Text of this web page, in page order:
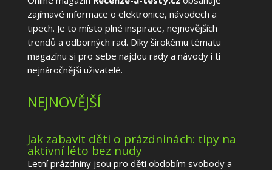
zajímavé informace o elektronice, návodech a
tipech. Je to místo plné inspirace, nejnovějších
trendů a odborných rad. Díky širokému tématu
magazínu si pro sebe najdou rady a návody i ti
nejnáročnější uživatelé.
NEJNOVĚJŠÍ
Jak zabavit děti o prázdninách: tipy na
aktivní léto bez nudy
Letní prázdniny jsou pro děti obdobím svobody a